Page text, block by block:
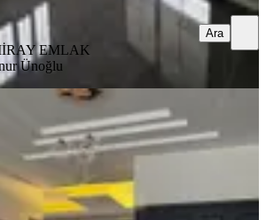
EMLAK
Ünoğlu
Ara
Tetik Emlak’tan Dallıca’da Satılık
Tripleks Villa 🏡
Dallıca Mahallesi
310 m²·22.05.2026